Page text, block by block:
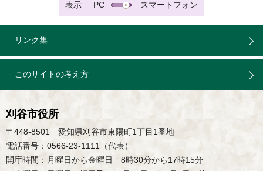
表示 PC スマートフォン
リンク集
このサイトの考え方
刈谷市役所
〒448-8501 愛知県刈谷市東陽町1丁目1番地
電話番号：0566-23-1111（代表）
開庁時間：月曜日から金曜日 8時30分から17時15分